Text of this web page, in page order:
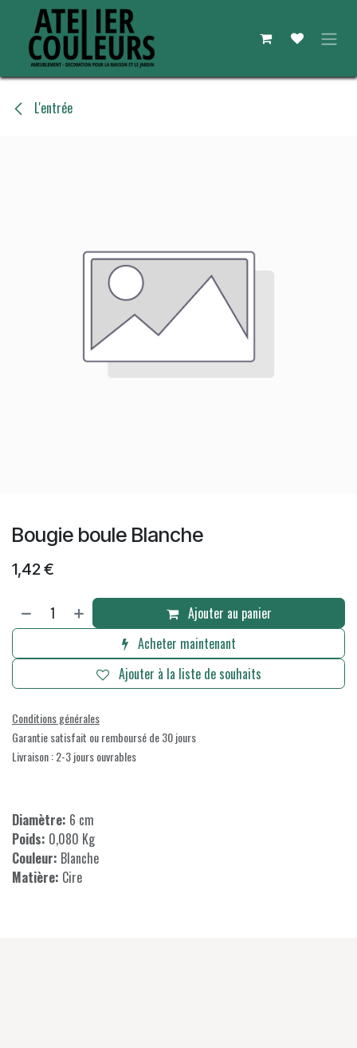
Se rendre au contenu
L'entrée
Bougie boule Blanche
1,42€
Ajouter au panier
Acheter maintenant
Ajouter à la liste de souhaits
Conditions générales
Garantie satisfait ou remboursé de 30 jours
Livraison : 2-3 jours ouvrables
Diamètre: 6 cm
Poids: 0,080 Kg
Couleur: Blanche
Matière: Cire